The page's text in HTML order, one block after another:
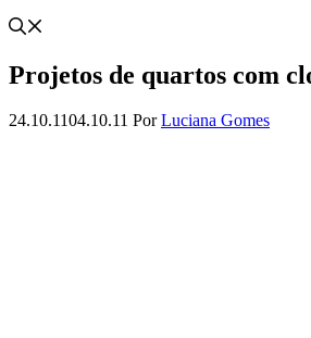
Projetos de quartos com
24.10.1104.10.11 PorLuciana Gomes